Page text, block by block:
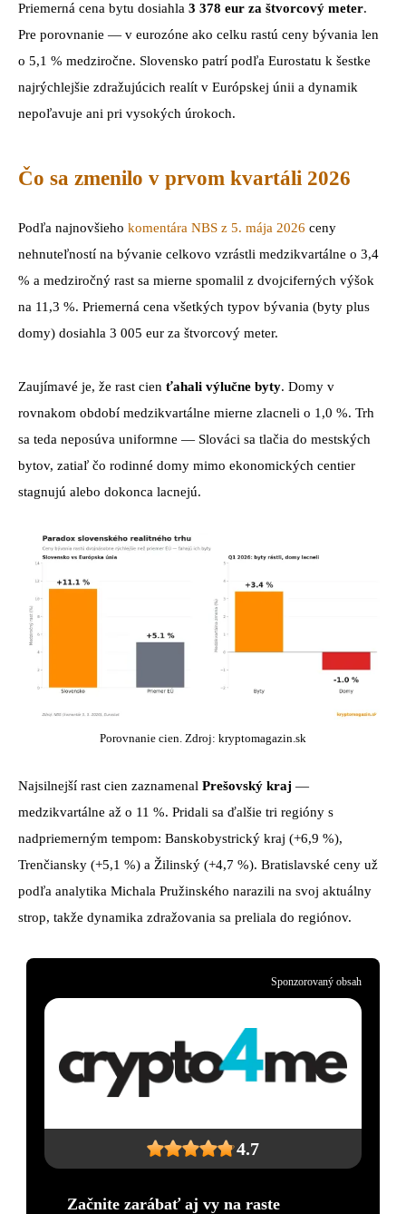
Priemerná cena bytu dosiahla 3 378 eur za štvorcový meter.
Pre porovnanie — v eurozóne ako celku rastú ceny bývania len
o 5,1 % medziročne. Slovensko patrí podľa Eurostatu k šestke
najrýchlejšie zdražujúcich realít v Európskej únii a dynamik
nepoľavuje ani pri vysokých úrokoch.
Čo sa zmenilo v prvom kvartáli 2026
Podľa najnovšieho komentára NBS z 5. mája 2026 ceny
nehnuteľností na bývanie celkovo vzrástli medzikvartálne o 3,4
% a medziročný rast sa mierne spomalil z dvojciferných výšok
na 11,3 %. Priemerná cena všetkých typov bývania (byty plus
domy) dosiahla 3 005 eur za štvorcový meter.
Zaujímavé je, že rast cien ťahali výlučne byty. Domy v
rovnakom období medzikvartálne mierne zlacneli o 1,0 %. Trh
sa teda neposúva uniformne — Slováci sa tlačia do mestských
bytov, zatiaľ čo rodinné domy mimo ekonomických centier
stagnujú alebo dokonca lacnejú.
Porovnanie cien. Zdroj: kryptomagazin.sk
Najsilnejší rast cien zaznamenal Prešovský kraj —
medzikvartálne až o 11 %. Pridali sa ďalšie tri regióny s
nadpriemerným tempom: Banskobystrický kraj (+6,9 %),
Trenčiansky (+5,1 %) a Žilinský (+4,7 %). Bratislavské ceny už
podľa analytika Michala Pružinského narazili na svoj aktuálny
strop, takže dynamika zdražovania sa preliala do regiónov.
4.7
Začnite zarábať aj vy na raste
Sponzorovaný obsah